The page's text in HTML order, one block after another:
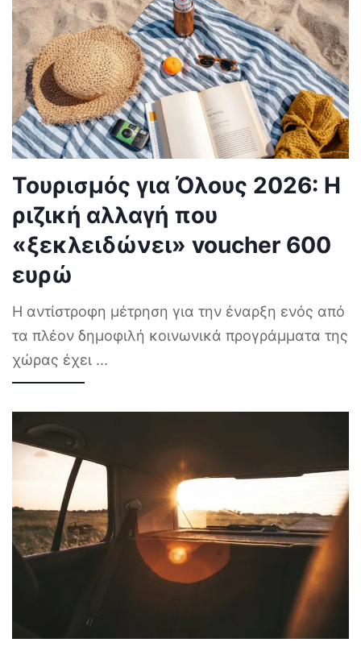
Τουρισμός για Όλους 2026: Η
ριζική αλλαγή που
«ξεκλειδώνει» voucher 600
ευρώ
Η αντίστροφη μέτρηση για την έναρξη ενός από
τα πλέον δημοφιλή κοινωνικά προγράμματα της
χώρας έχει ...